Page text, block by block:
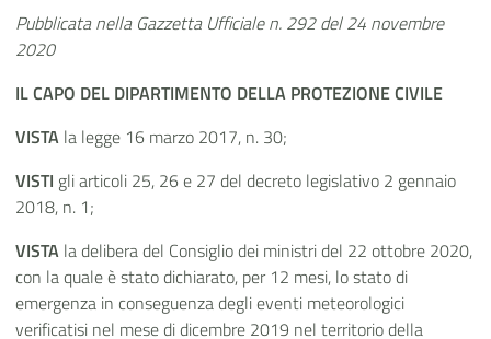
Pubblicata nella Gazzetta Ufficiale n. 292 del 24 novembre
2020
IL CAPO DEL DIPARTIMENTO DELLA PROTEZIONE CIVILE
VISTA la legge 16 marzo 2017, n. 30;
VISTI gli articoli 25, 26 e 27 del decreto legislativo 2 gennaio
2018, n. 1;
VISTA la delibera del Consiglio dei ministri del 22 ottobre 2020,
con la quale è stato dichiarato, per 12 mesi, lo stato di
emergenza in conseguenza degli eventi meteorologici
verificatisi nel mese di dicembre 2019 nel territorio della